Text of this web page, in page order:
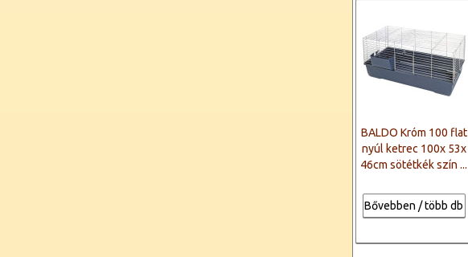
BALDO Króm 100 flat
nyúl ketrec 100x 53x
46cm sötétkék szín ...
Bővebben / több db